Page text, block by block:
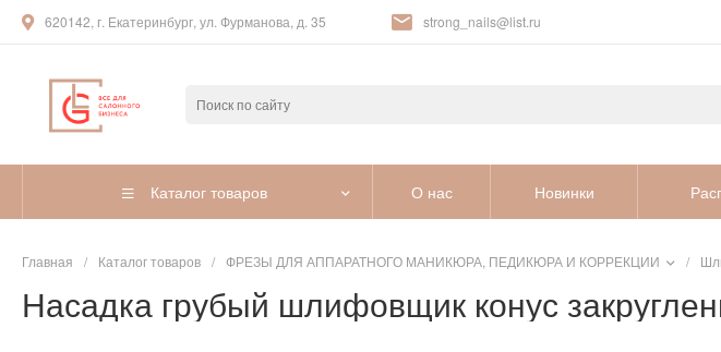
620142, г. Екатеринбург, ул. Фурманова, д. 35 strong_nails@list.ru
Каталог товаров О нас Новинки
Главная / Каталог товаров / ФРЕЗЫ ДЛЯ АППАРАТНОГО МАНИКЮРА, ПЕДИКЮРА И КОРРЕКЦИИ /
Насадка грубый шлифовщик конус